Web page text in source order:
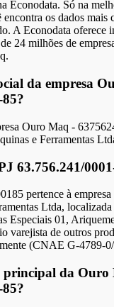
Econodata. Só na
os dados mais
A Econodata oferece
24 milhões de
da empresa
Ouro Maq -
e Ferramentas
63.756.241/
pertence à
Ltda,
Especiais 01,
varejista de outros
(CNAE G-4789-
principal da Ouro